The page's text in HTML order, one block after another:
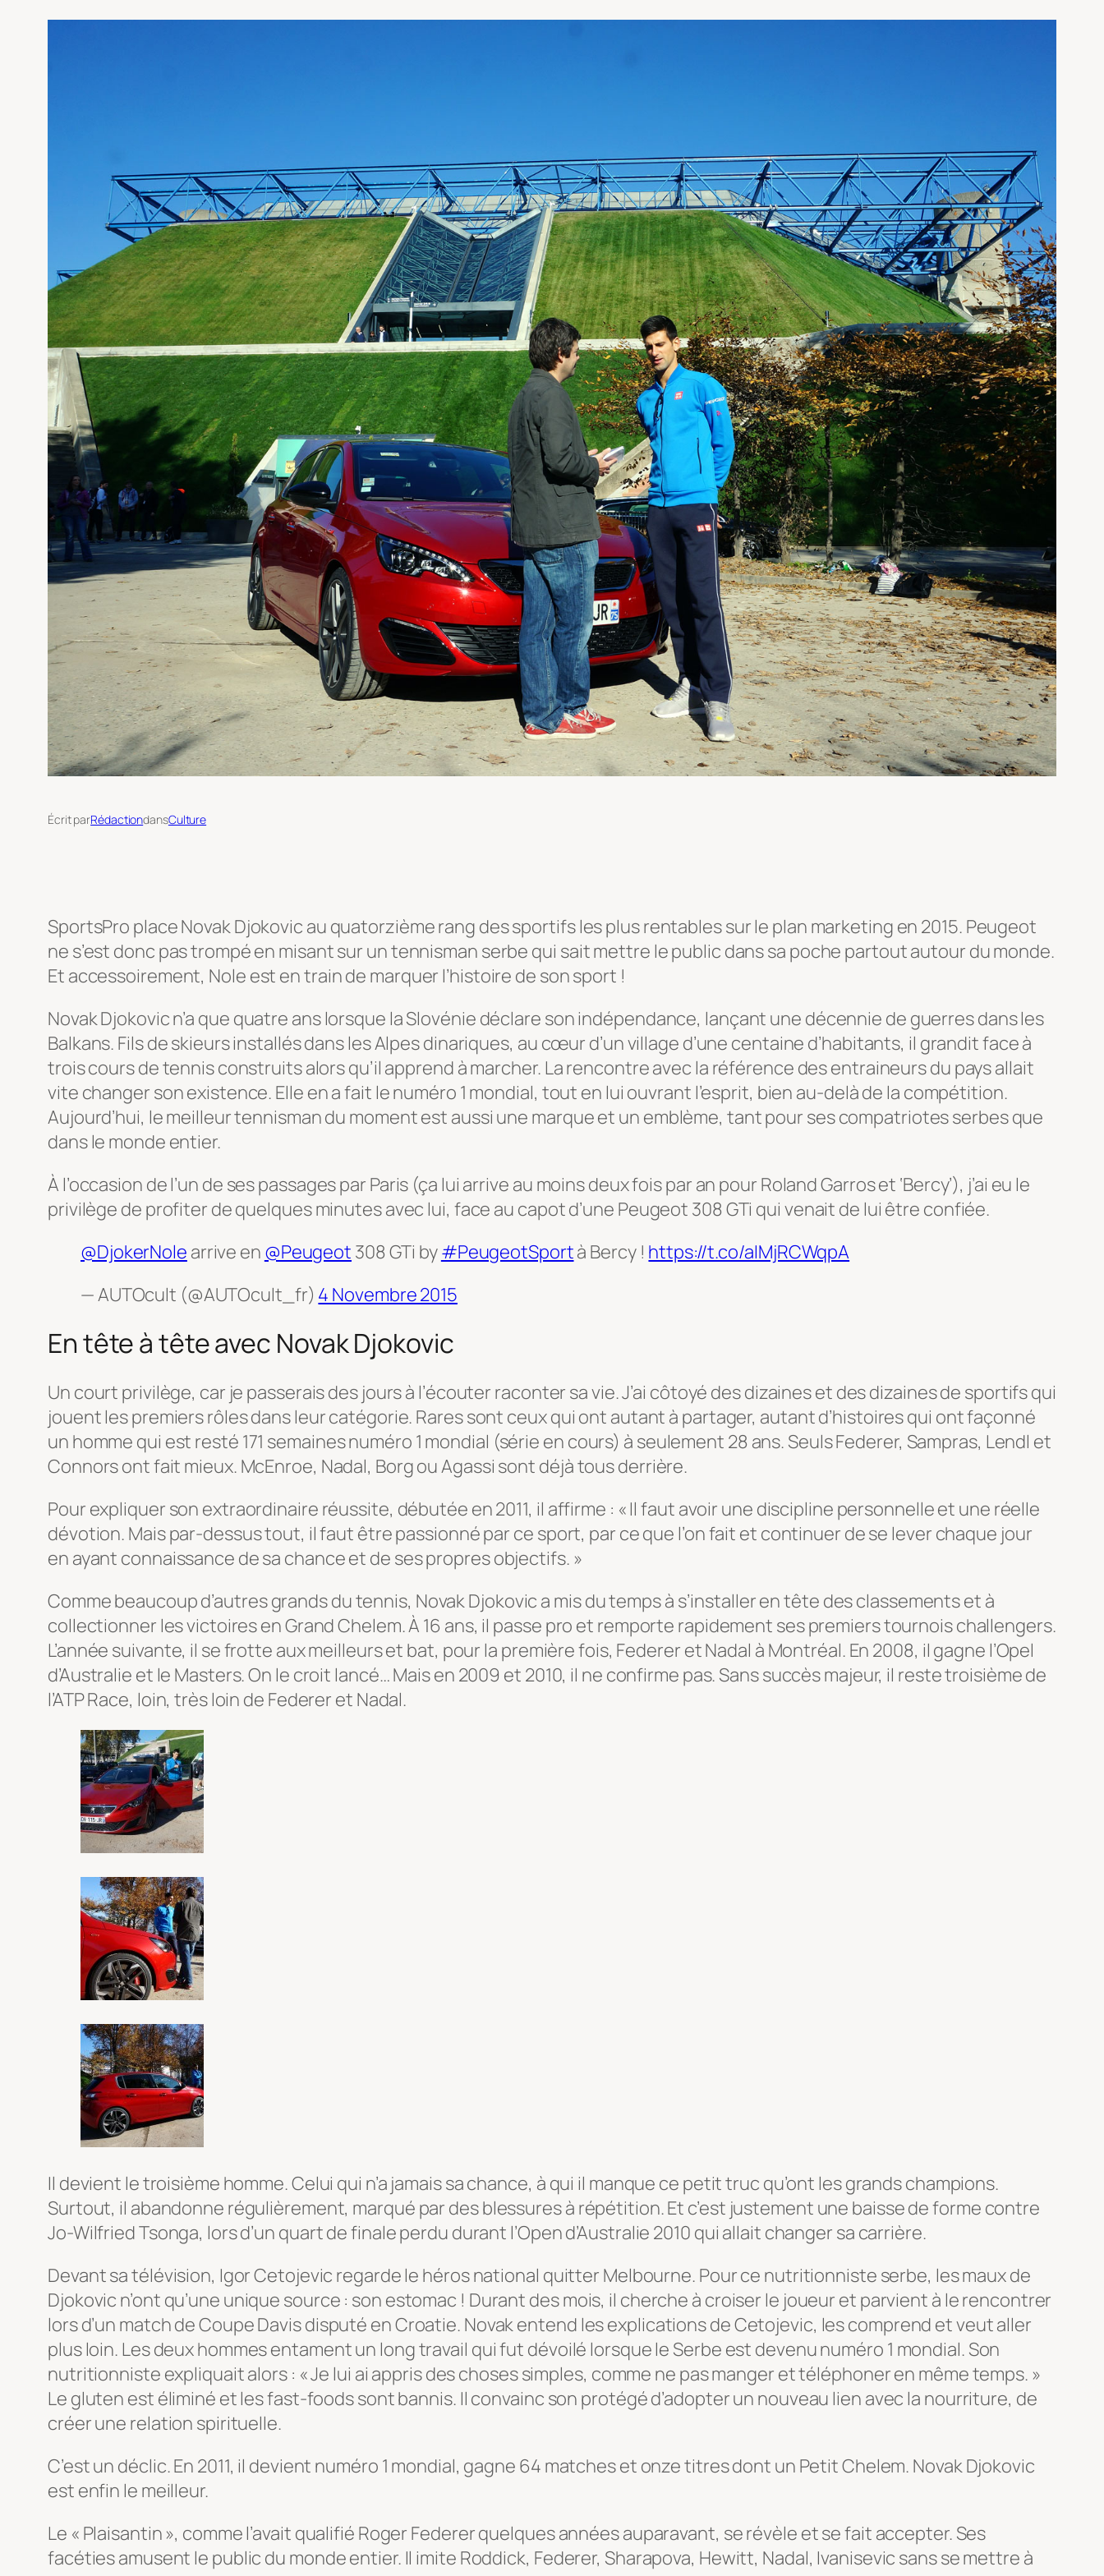
Écrit parRédactiondansCulture
SportsPro place Novak Djokovic au quatorzième rang des sportifs les plus rentables sur le plan marketing en 2015. Peugeot
ne s’est donc pas trompé en misant sur un tennisman serbe qui sait mettre le public dans sa poche partout autour du monde.
Et accessoirement, Nole est en train de marquer l’histoire de son sport !
Novak Djokovic n’a que quatre ans lorsque la Slovénie déclare son indépendance, lançant une décennie de guerres dans les
Balkans. Fils de skieurs installés dans les Alpes dinariques, au cœur d’un village d’une centaine d’habitants, il grandit face à
trois cours de tennis construits alors qu’il apprend à marcher. La rencontre avec la référence des entraineurs du pays allait
vite changer son existence. Elle en a fait le numéro 1 mondial, tout en lui ouvrant l’esprit, bien au-delà de la compétition.
Aujourd’hui, le meilleur tennisman du moment est aussi une marque et un emblème, tant pour ses compatriotes serbes que
dans le monde entier.
À l’occasion de l’un de ses passages par Paris (ça lui arrive au moins deux fois par an pour Roland Garros et ‘Bercy’), j’ai eu le
privilège de profiter de quelques minutes avec lui, face au capot d’une Peugeot 308 GTi qui venait de lui être confiée.
@DjokerNole arrive en @Peugeot 308 GTi by#PeugeotSportà Bercy ! https://t.co/aIMjRCWqpA
— AUTOcult (@AUTOcult_fr) 4 Novembre 2015
En tête à tête avec Novak Djokovic
Un court privilège, car je passerais des jours à l’écouter raconter sa vie. J’ai côtoyé des dizaines et des dizaines de sportifs qui
jouent les premiers rôles dans leur catégorie. Rares sont ceux qui ont autant à partager, autant d’histoires qui ont façonné
un homme qui est resté 171 semaines numéro 1 mondial (série en cours) à seulement 28 ans. Seuls Federer, Sampras, Lendl et
Connors ont fait mieux. McEnroe, Nadal, Borg ou Agassi sont déjà tous derrière.
Pour expliquer son extraordinaire réussite, débutée en 2011, il affirme : « Il faut avoir une discipline personnelle et une réelle
dévotion. Mais par-dessus tout, il faut être passionné par ce sport, par ce que l’on fait et continuer de se lever chaque jour
en ayant connaissance de sa chance et de ses propres objectifs. »
Comme beaucoup d’autres grands du tennis, Novak Djokovic a mis du temps à s’installer en tête des classements et à
collectionner les victoires en Grand Chelem. À 16 ans, il passe pro et remporte rapidement ses premiers tournois challengers.
L’année suivante, il se frotte aux meilleurs et bat, pour la première fois, Federer et Nadal à Montréal. En 2008, il gagne l’Opel
d’Australie et le Masters. On le croit lancé… Mais en 2009 et 2010, il ne confirme pas. Sans succès majeur, il reste troisième de
l’ATP Race, loin, très loin de Federer et Nadal.
Il devient le troisième homme. Celui qui n’a jamais sa chance, à qui il manque ce petit truc qu’ont les grands champions.
Surtout, il abandonne régulièrement, marqué par des blessures à répétition. Et c’est justement une baisse de forme contre
Jo-Wilfried Tsonga, lors d’un quart de finale perdu durant l’Open d’Australie 2010 qui allait changer sa carrière.
Devant sa télévision, Igor Cetojevic regarde le héros national quitter Melbourne. Pour ce nutritionniste serbe, les maux de
Djokovic n’ont qu’une unique source : son estomac ! Durant des mois, il cherche à croiser le joueur et parvient à le rencontrer
lors d’un match de Coupe Davis disputé en Croatie. Novak entend les explications de Cetojevic, les comprend et veut aller
plus loin. Les deux hommes entament un long travail qui fut dévoilé lorsque le Serbe est devenu numéro 1 mondial. Son
nutritionniste expliquait alors : « Je lui ai appris des choses simples, comme ne pas manger et téléphoner en même temps. »
Le gluten est éliminé et les fast-foods sont bannis. Il convainc son protégé d’adopter un nouveau lien avec la nourriture, de
créer une relation spirituelle.
C’est un déclic. En 2011, il devient numéro 1 mondial, gagne 64 matches et onze titres dont un Petit Chelem. Novak Djokovic
est enfin le meilleur.
Le « Plaisantin », comme l’avait qualifié Roger Federer quelques années auparavant, se révèle et se fait accepter. Ses
facéties amusent le public du monde entier. Il imite Roddick, Federer, Sharapova, Hewitt, Nadal, Ivanisevic sans se mettre à